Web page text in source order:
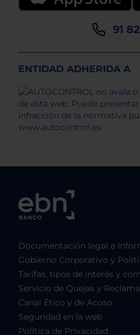
91
ENTIDAD ADHERIDA A
Documentación legal e
Gobierno Corporativo y
Tarifas, tipos de interés y
Servicio de Quejas y
Canal Ético y de Acoso
Seguridad en la web
Política de Privacidad